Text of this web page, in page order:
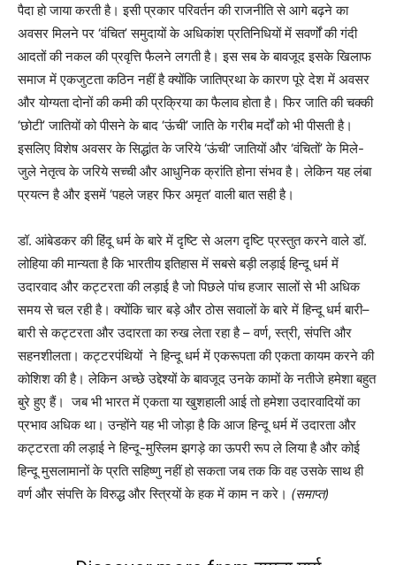
पैदा हो जाया करती है। इसी प्रकार परिवर्तन की राजनीति से आगे बढ़ने का
अवसर मिलने पर ‘वंचित’ समुदायों के अधिकांश प्रतिनिधियों में सवर्णों की गंदी
आदतों की नकल की प्रवृत्ति फैलने लगती है। इस सब के बावजूद इसके खिलाफ
समाज में एकजुटता कठिन नहीं है क्योंकि जातिप्रथा के कारण पूरे देश में अवसर
और योग्यता दोनों की कमी की प्रक्रिया का फैलाव होता है। फिर जाति की चक्की
‘छोटी’ जातियों को पीसने के बाद ‘ऊंची’ जाति के गरीब मर्दों को भी पीसती है।
इसलिए विशेष अवसर के सिद्धांत के जरिये ‘ऊंची’ जातियों और ‘वंचितों’ के मिले-
जुले नेतृत्व के जरिये सच्ची और आधुनिक क्रांति होना संभव है। लेकिन यह लंबा
प्रयत्न है और इसमें ‘पहले जहर फिर अमृत’ वाली बात सही है।
डॉ. आंबेडकर की हिंदू धर्म के बारे में दृष्टि से अलग दृष्टि प्रस्तुत करने वाले डॉ.
लोहिया की मान्यता है कि भारतीय इतिहास में सबसे बड़ी लड़ाई हिन्दू धर्म में
उदारवाद और कट्टरता की लड़ाई है जो पिछले पांच हजार सालों से भी अधिक
समय से चल रही है। क्योंकि चार बड़े और ठोस सवालों के बारे में हिन्दू धर्म बारी–
बारी से कट्टरता और उदारता का रुख लेता रहा है – वर्ण, स्त्री, संपत्ति और
सहनशीलता। कट्टरपंथियों ने हिन्दू धर्म में एकरूपता की एकता कायम करने की
कोशिश की है। लेकिन अच्छे उद्देश्यों के बावजूद उनके कामों के नतीजे हमेशा बहुत
बुरे हुए हैं। जब भी भारत में एकता या खुशहाली आई तो हमेशा उदारवादियों का
प्रभाव अधिक था। उन्होंने यह भी जोड़ा है कि आज हिन्दू धर्म में उदारता और
कट्टरता की लड़ाई ने हिन्दू-मुस्लिम झगड़े का ऊपरी रूप ले लिया है और कोई
हिन्दू मुसलामानों के प्रति सहिष्णु नहीं हो सकता जब तक कि वह उसके साथ ही
वर्ण और संपत्ति के विरुद्ध और स्त्रियों के हक में काम न करे। (समाप्त)